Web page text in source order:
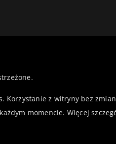
z witryny bez
momencie. Więcej